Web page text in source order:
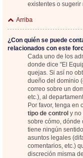
existentes o
Arriba
¿Con quién se puede
relacionados con este
Cada uno de los
donde dice "El
quejas. Si así no
dueño del dominio
correo sobre un
etc.), al
Por favor, tenga en
tipo de control y no
sobre cómo, dónde
tiene ningún
asuntos legales
comentarios, etc.)
discreción misma